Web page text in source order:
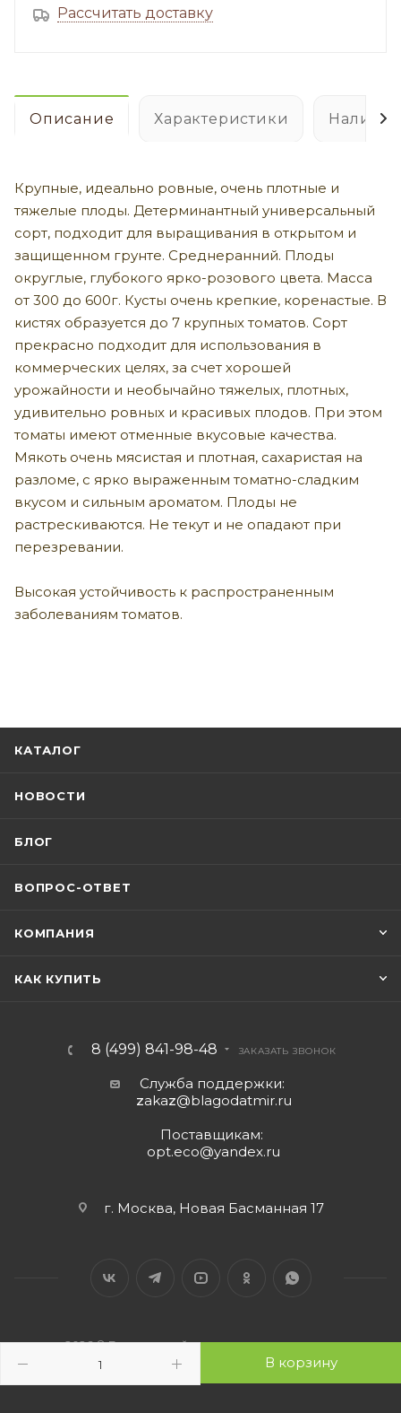
В корзину
Рассчитать доставку
Описание Характеристики
Крупные, идеально ровные, очень плотные и
тяжелые плоды. Детерминантный универсальный
сорт, подходит для выращивания в открытом и
защищенном грунте. Среднеранний. Плоды
округлые, глубокого ярко-розового цвета. Масса
от 300 до 600г. Кусты очень крепкие, коренастые. В
кистях образуется до 7 крупных томатов. Сорт
прекрасно подходит для использования в
коммерческих целях, за счет хорошей
урожайности и необычайно тяжелых, плотных,
удивительно ровных и красивых плодов. При этом
томаты имеют отменные вкусовые качества.
Мякоть очень мясистая и плотная, сахаристая на
разломе, с ярко выраженным томатно-сладким
вкусом и сильным ароматом. Плоды не
растрескиваются. Не текут и не опадают при
перезревании.
Высокая устойчивость к распространенным
заболеваниям томатов.
КАТАЛОГ
НОВОСТИ
БЛОГ
ВОПРОС-ОТВЕТ
КОМПАНИЯ
КАК КУПИТЬ
8 (499) 841-98-48 ЗАКАЗАТЬ ЗВОНОК
Служба поддержки:
zakaz@blagodatmir.ru
Поставщикам:
opt.eco@yandex.ru
г. Москва, Новая Басманная 17
2026 © Благодатный мир - интернет-магазин